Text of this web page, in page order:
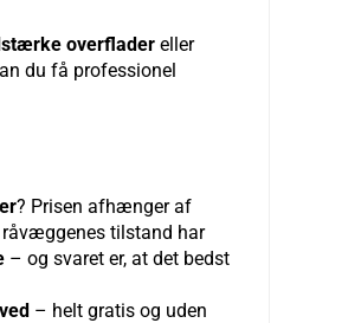
overflader eller
du få professionel
? Prisen afhænger af
tilstand har
– og svaret er, at det bedst
– helt gratis og uden